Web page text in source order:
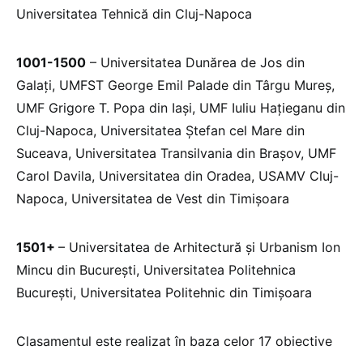
Universitatea Tehnică din Cluj-Napoca
1001-1500 – Universitatea Dunărea de Jos din
Galați, UMFST George Emil Palade din Târgu Mureș,
UMF Grigore T. Popa din Iași, UMF Iuliu Hațieganu din
Cluj-Napoca, Universitatea Ștefan cel Mare din
Suceava, Universitatea Transilvania din Brașov, UMF
Carol Davila, Universitatea din Oradea, USAMV Cluj-
Napoca, Universitatea de Vest din Timișoara
1501+ – Universitatea de Arhitectură și Urbanism Ion
Mincu din București, Universitatea Politehnica
București, Universitatea Politehnic din Timișoara
Clasamentul este realizat în baza celor 17 obiective